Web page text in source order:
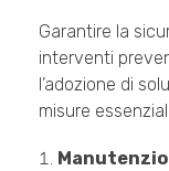
Garantire la
interventi
l’adozione di
misure